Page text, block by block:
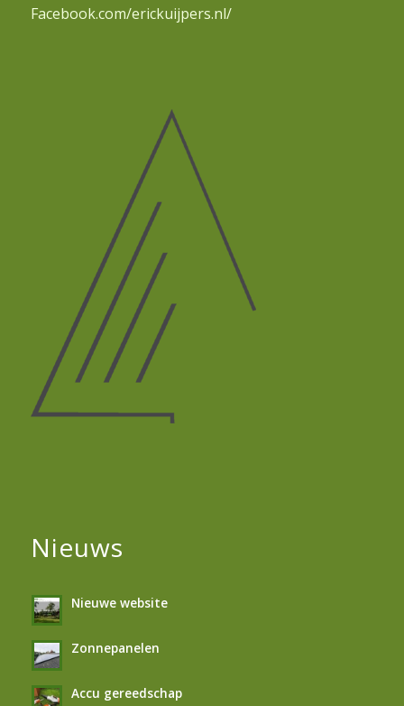
Facebook.com/erickuijpers.nl/
Nieuws
Nieuwe website
Zonnepanelen
Accu gereedschap